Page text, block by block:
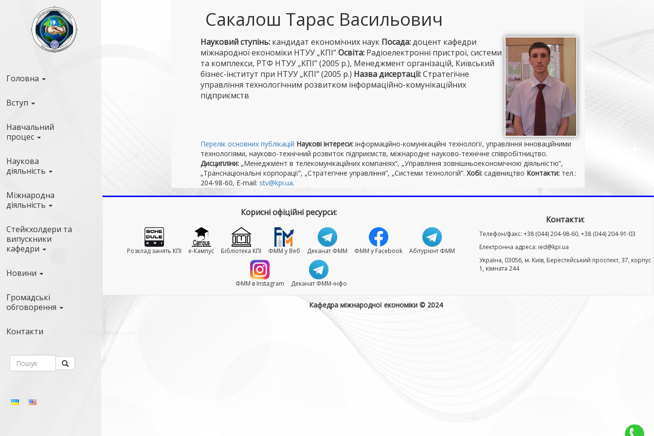
Головна
Вступ
Навчальний
процес
Наукова
діяльність
Міжнародна
діяльність
Стейкхолдери та
випускники
кафедри
Новини
Громадські
обговорення
Контакти
Сакалош Тарас Васильович
Науковий ступінь:кандидат економічних наук Посада:доцент кафедри
міжнародної економіки НТУУ „КПІ”Освіта:Радіоелектронні пристрої, системи
та комплекси, РТФ НТУУ „КПІ” (2005 р.), Менеджмент організацій, Київський
бізнес-інститут при НТУУ „КПІ” (2005 р.) Назва дисертації:Стратегічне
управління технологічним розвитком інформаційно-комунікаційних
підприємств
Перелік основних публікацій Наукові інтереси:інформаційно-комунікаційні технології, управління інноваційними
технологіями, науково-технічний розвиток підприємств, міжнародне науково-технічне співробітництво.
Дисципліни:„Менеджмент в телекомунікаційних компаніях”, „Управління зовнішньоекономічною діяльністю”,
„Транснаціональні корпорації”, „Стратегічне управління”, „Системи технологій”. Хобі:садівництво Контакти:тел.:
204-98-60, E-mail: stv@kpi.ua.
Корисні офіційні ресурси:
Розклад занять КПІ e-Кампус Бібліотека КПІ ФММ у Веб Деканат ФММ ФММ у Facebook Абітурієнт ФММ
ФММ в Instagram Деканат ФММ-інфо
Контакти:
Телефон/факс: +38 (044) 204-98-60, +38 (044) 204-91-03
Електронна адреса: ied@kpi.ua
Україна, 03056, м. Київ, Берестейський проспект, 37, корпус
1, кімната 244
Кафедра міжнародної економіки © 2024